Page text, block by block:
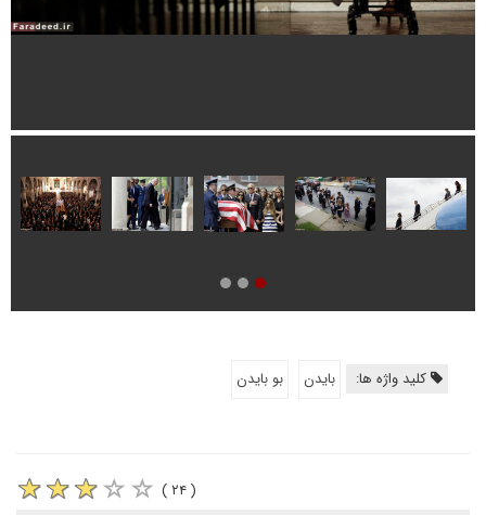
کلید واژه ها: بایدن بو بایدن
( ۲۴ )